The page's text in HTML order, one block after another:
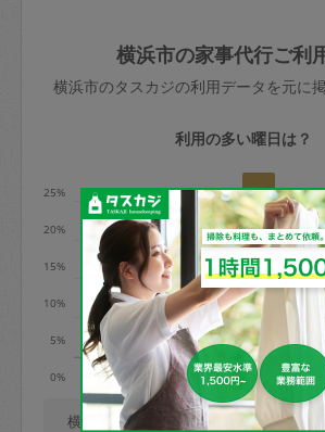
依頼者不在による当日キャン
金額の100%＋交通費全額
※例：依頼日時／土曜日午前9
発生
水曜日9時〜金曜日9時まで＝
金曜日9時～土曜日8時まで＝
100%
土曜日8時〜実施時間＝依頼
＋交通費全額
依頼者不在による当日キャン
金額の100%＋交通費全額
きた場合は損害保険の対象外
ご注意ください。
玉、など
あわせてこちらも参照くださ
はありますか？
横浜市の家事代行ご利
横浜市のタスカジの利用データを元に
利用の多い曜日は？
0%
5%
10%
15%
20%
25%
月 火 水 木 金
横浜市では、毎週木曜日の利用が最も